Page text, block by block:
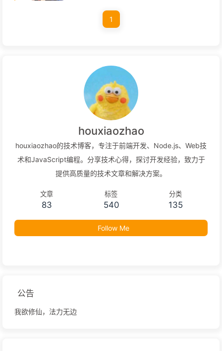
1
houxiaozhao
houxiaozhao的技术博客，专注于前端开发、Node.js、Web技
术和JavaScript编程。分享技术心得，探讨开发经验，致力于
提供高质量的技术文章和解决方案。
文章
83
标签
540
分类
135
Follow Me
公告
我欲修仙，法力无边